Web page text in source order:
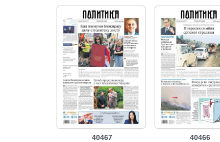
40467 40466